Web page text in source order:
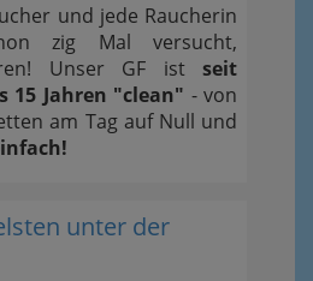
und jede Raucherin
zig Mal versucht,
Unser GF ist seit
15 Jahren "clean" - von
am Tag auf Null und
unter der